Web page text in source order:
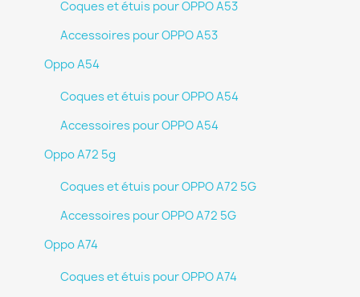
Coques et étuis pour OPPO A53
Accessoires pour OPPO A53
Oppo A54
Coques et étuis pour OPPO A54
Accessoires pour OPPO A54
Oppo A72 5g
Coques et étuis pour OPPO A72 5G
Accessoires pour OPPO A72 5G
Oppo A74
Coques et étuis pour OPPO A74